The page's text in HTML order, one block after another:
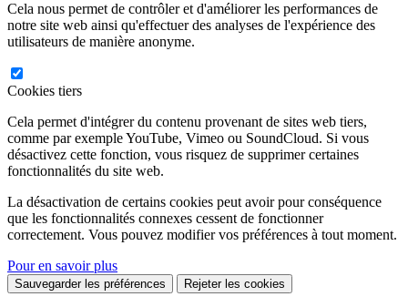
Cela nous permet de contrôler et d'améliorer les performances de
notre site web ainsi qu'effectuer des analyses de l'expérience des
utilisateurs de manière anonyme.
Cookies tiers
Cela permet d'intégrer du contenu provenant de sites web tiers,
comme par exemple YouTube, Vimeo ou SoundCloud. Si vous
désactivez cette fonction, vous risquez de supprimer certaines
fonctionnalités du site web.
La désactivation de certains cookies peut avoir pour conséquence
que les fonctionnalités connexes cessent de fonctionner
correctement. Vous pouvez modifier vos préférences à tout moment.
Pour en savoir plus
Sauvegarder les préférences Rejeter les cookies